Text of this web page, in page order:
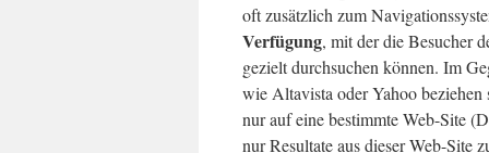
oft zusätzlich zum
Verfügung, mit der die Besucher
gezielt durchsuchen können. Im
wie Altavista oder Yahoo
nur auf eine bestimmte Web-Site
nur Resultate aus dieser Web-Site